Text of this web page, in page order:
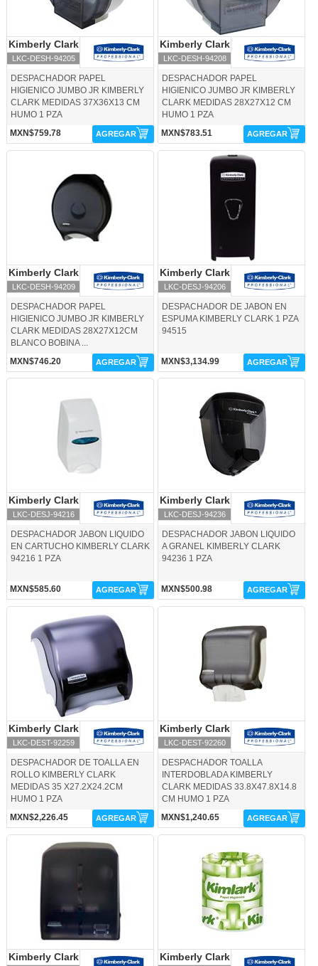
Kimberly Clark
LKC-DESH-94205
Kimberly Clark
DESPACHADOR PAPEL
HIGIENICO JUMBO JR KIMBERLY
CLARK MEDIDAS 37X36X13 CM
HUMO 1 PZA
MXN$759.78
AGREGAR
Kimberly Clark
LKC-DESH-94208
Kimberly Clark
DESPACHADOR PAPEL
HIGIENICO JUMBO JR KIMBERLY
CLARK MEDIDAS 28X27X12 CM
HUMO 1 PZA
MXN$783.51
AGREGAR
Kimberly Clark
LKC-DESH-94209
Kimberly Clark
DESPACHADOR PAPEL
HIGIENICO JUMBO JR KIMBERLY
CLARK MEDIDAS 28X27X12CM
BLANCO BOBINA ...
MXN$746.20
AGREGAR
LKC-DESJ-94206-Kimberly Clark
Kimberly Clark
LKC-DESJ-94206
Kimberly Clark
DESPACHADOR DE JABON EN
ESPUMA KIMBERLY CLARK 1 PZA
94515
MXN$3,134.99 AGREGAR
Kimberly Clark
LKC-DESJ-94216
Kimberly Clark
DESPACHADOR JABON LIQUIDO
EN CARTUCHO KIMBERLY CLARK
94216 1 PZA
MXN$585.60 AGREGAR
Kimberly Clark
LKC-DESJ-94236
Kimberly Clark
DESPACHADOR JABON LIQUIDO
A GRANEL KIMBERLY CLARK
94236 1 PZA
MXN$500.98 AGREGAR
Kimberly Clark
LKC-DEST-92259
Kimberly Clark
DESPACHADOR DE TOALLA EN
ROLLO KIMBERLY CLARK
MEDIDAS 35 X27.2X24.2CM
HUMO 1 PZA
MXN$2,226.45
AGREGAR
Kimberly Clark
LKC-DEST-92260
Kimberly Clark
DESPACHADOR TOALLA
INTERDOBLADA KIMBERLY
CLARK MEDIDAS 33.8X47.8X14.8
CM HUMO 1 PZA
MXN$1,240.65
AGREGAR
LKC-DEST-92731-Kimberly Clark
Kimberly Clark Kimberly Clark Kimberly Clark Kimberly Clark